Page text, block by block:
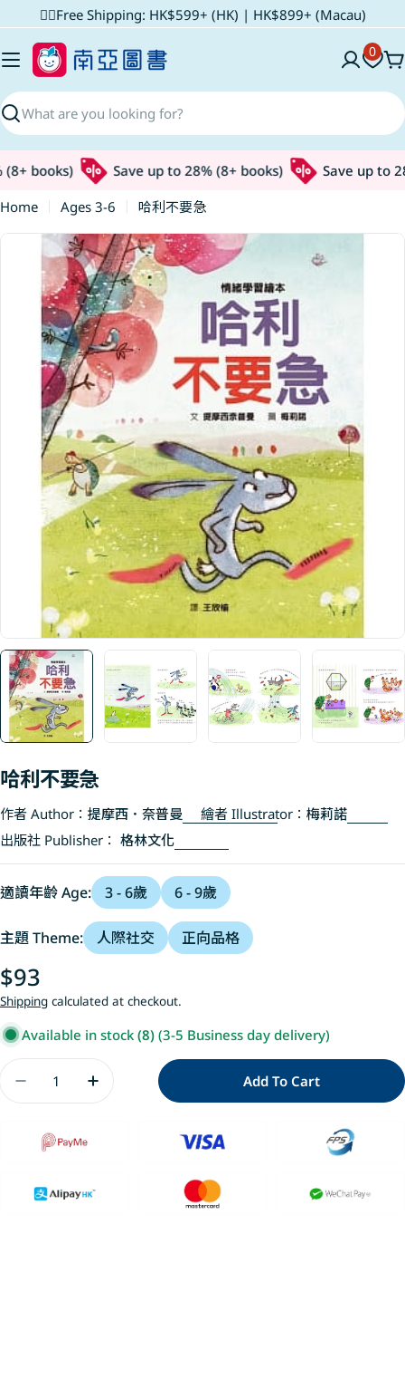
to
content
✌🏼Free Shipping: HK$599+ (HK) | HK$899+ (Macau)
Search
0
books) Save up to 28% (8+ books)
Save up to
Home
Ages 3-6
哈利不要急
Skip
product
information
Open media 0 in modal
哈利不要急
作者 Author： 提摩西．奈普曼 繪者 Illustrator： 梅莉諾
出版社 Publisher： 格林文化
適讀年齡 Age: 3 - 6歲 6 - 9歲
主題 Theme: 人際社交 正向品格
Regular
price
$93
Shipping calculated at checkout.
Available in stock (8) (3-5 Business day delivery)
Decrease Quantity For 哈利不要急
Increase Quantity For 哈利不要急
Add To Cart